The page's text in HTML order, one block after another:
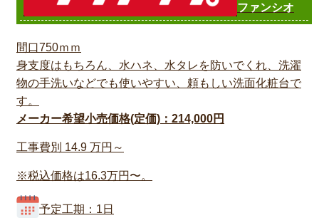
ファンシオ
間口750ｍｍ
身支度はもちろん、水ハネ、水タレを防いでくれ、洗濯
物の手洗いなどでも使いやすい、頼もしい洗面化粧台で
す。
メーカー希望小売価格(定価)：214,000円
工事費別 14.9 万円～
※税込価格は16.3万円〜。
予定工期：1日